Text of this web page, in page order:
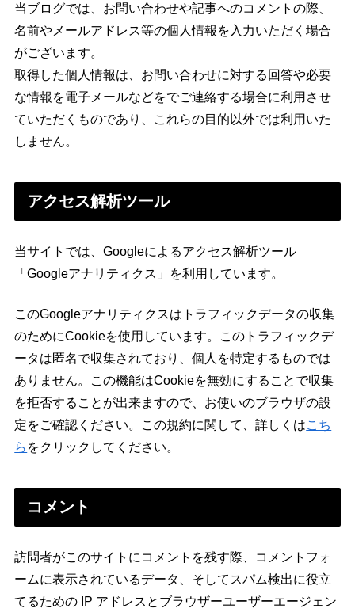
当ブログでは、お問い合わせや記事へのコメントの際、
名前やメールアドレス等の個人情報を入力いただく場合
がございます。
取得した個人情報は、お問い合わせに対する回答や必要
な情報を電子メールなどをでご連絡する場合に利用させ
ていただくものであり、これらの目的以外では利用いた
しません。
アクセス解析ツール
当サイトでは、Googleによるアクセス解析ツール
「Googleアナリティクス」を利用しています。
このGoogleアナリティクスはトラフィックデータの収集
のためにCookieを使用しています。このトラフィックデ
ータは匿名で収集されており、個人を特定するものでは
ありません。この機能はCookieを無効にすることで収集
を拒否することが出来ますので、お使いのブラウザの設
定をご確認ください。この規約に関して、詳しくはこち
ら をクリックしてください。
コメント
訪問者がこのサイトにコメントを残す際、コメントフォ
ームに表示されているデータ、そしてスパム検出に役立
てるための IP アドレスとブラウザーユーザーエージェン